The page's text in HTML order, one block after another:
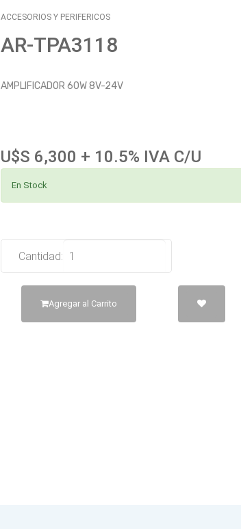
ACCESORIOS Y PERIFERICOS
AR-TPA3118
AMPLIFICADOR 60W 8V-24V
U$S 6,300 + 10.5% IVA C/U
En Stock
Cantidad:
Agregar al Carrito